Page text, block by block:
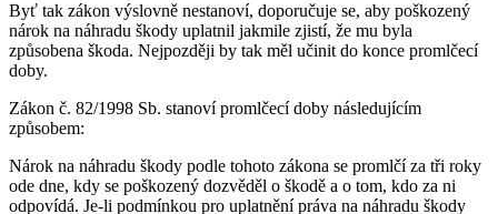
Byť tak zákon výslovně nestanoví, doporučuje se, aby poškozený
nárok na náhradu škody uplatnil jakmile zjistí, že mu byla
způsobena škoda. Nejpozději by tak měl učinit do konce promlčecí
doby.
Zákon č. 82/1998 Sb. stanoví promlčecí doby následujícím
způsobem:
Nárok na náhradu škody podle tohoto zákona se promlčí za tři roky
ode dne, kdy se poškozený dozvěděl o škodě a o tom, kdo za ni
odpovídá. Je-li podmínkou pro uplatnění práva na náhradu škody